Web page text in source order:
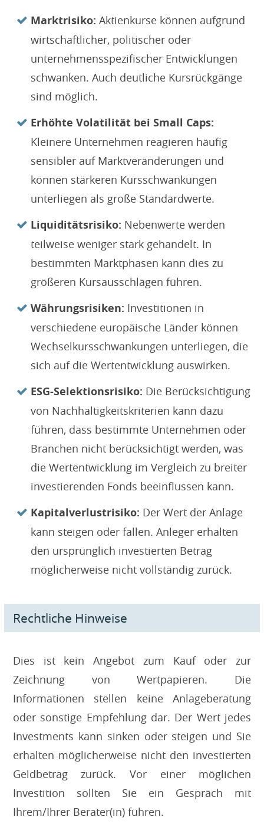
Marktrisiko: Aktienkurse können aufgrund
wirtschaftlicher, politischer oder
unternehmensspezifischer Entwicklungen
schwanken. Auch deutliche Kursrückgänge
sind möglich.
Erhöhte Volatilität bei Small Caps:
Kleinere Unternehmen reagieren häufig
sensibler auf Marktveränderungen und
können stärkeren Kursschwankungen
unterliegen als große Standardwerte.
Liquiditätsrisiko: Nebenwerte werden
teilweise weniger stark gehandelt. In
bestimmten Marktphasen kann dies zu
größeren Kursausschlägen führen.
Währungsrisiken: Investitionen in
verschiedene europäische Länder können
Wechselkursschwankungen unterliegen, die
sich auf die Wertentwicklung auswirken.
ESG-Selektionsrisiko: Die Berücksichtigung
von Nachhaltigkeitskriterien kann dazu
führen, dass bestimmte Unternehmen oder
Branchen nicht berücksichtigt werden, was
die Wertentwicklung im Vergleich zu breiter
investierenden Fonds beeinflussen kann.
Kapitalverlustrisiko: Der Wert der Anlage
kann steigen oder fallen. Anleger erhalten
den ursprünglich investierten Betrag
möglicherweise nicht vollständig zurück.
Rechtliche Hinweise
Dies ist kein Angebot zum Kauf oder zur
Zeichnung von Wertpapieren. Die
Informationen stellen keine Anlageberatung
oder sonstige Empfehlung dar. Der Wert jedes
Investments kann sinken oder steigen und Sie
erhalten möglicherweise nicht den investierten
Geldbetrag zurück. Vor einer möglichen
Investition sollten Sie ein Gespräch mit
Ihrem/Ihrer Berater(in) führen.